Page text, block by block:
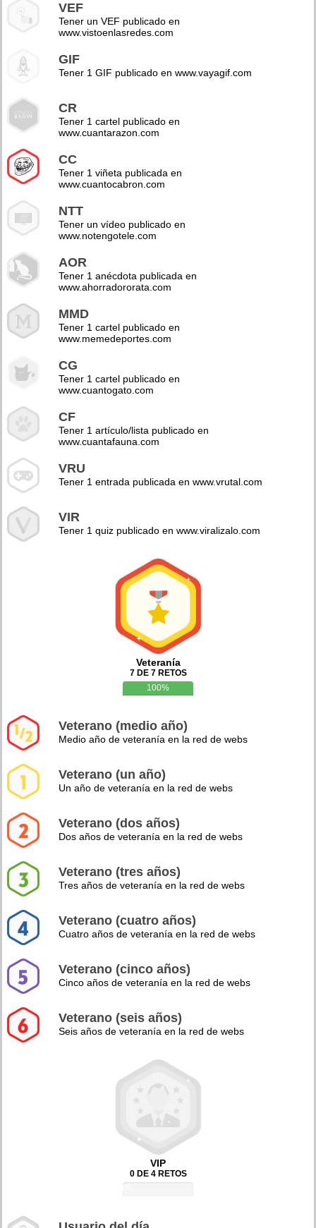
VEF
Tener un VEF publicado en
www.vistoenlasredes.com
GIF
Tener 1 GIF publicado en www.vayagif.com
CR
Tener 1 cartel publicado en
www.cuantarazon.com
CC
Tener 1 viñeta publicada en
www.cuantocabron.com
NTT
Tener un vídeo publicado en
www.notengotele.com
AOR
Tener 1 anécdota publicada en
www.ahorradororata.com
MMD
Tener 1 cartel publicado en
www.memedeportes.com
CG
Tener 1 cartel publicado en
www.cuantogato.com
CF
Tener 1 artículo/lista publicado en
www.cuantafauna.com
VRU
Tener 1 entrada publicada en www.vrutal.com
VIR
Tener 1 quiz publicado en www.viralizalo.com
Veteranía
7 DE 7 RETOS
100%
Veterano (medio año)
Medio año de veteranía en la red de webs
Veterano (un año)
Un año de veteranía en la red de webs
Veterano (dos años)
Dos años de veteranía en la red de webs
Veterano (tres años)
Tres años de veteranía en la red de webs
Veterano (cuatro años)
Cuatro años de veteranía en la red de webs
Veterano (cinco años)
Cinco años de veteranía en la red de webs
Veterano (seis años)
Seis años de veteranía en la red de webs
VIP
0 DE 4 RETOS